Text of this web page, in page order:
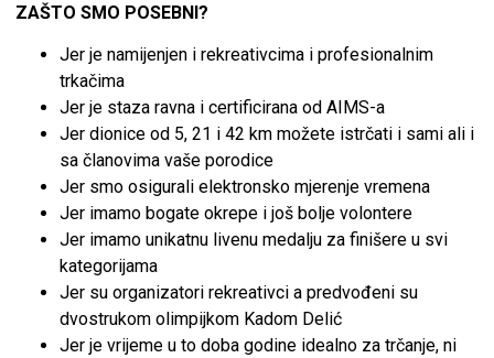
ZAŠTO SMO POSEBNI?
Jer je namijenjen i rekreativcima i profesionalnim
trkačima
Jer je staza ravna i certificirana od AIMS-a
Jer dionice od 5, 21 i 42 km možete istrčati i sami ali i
sa članovima vaše porodice
Jer smo osigurali elektronsko mjerenje vremena
Jer imamo bogate okrepe i još bolje volontere
Jer imamo unikatnu livenu medalju za finišere u svi
kategorijama
Jer su organizatori rekreativci a predvođeni su
dvostrukom olimpijkom Kadom Delić
Jer je vrijeme u to doba godine idealno za trčanje, ni